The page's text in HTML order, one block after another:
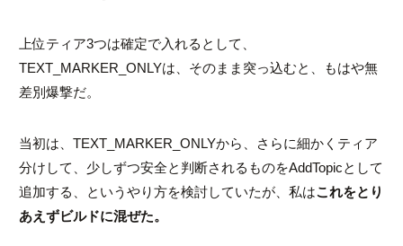
上位ティア3つは確定で入れるとして、
TEXT_MARKER_ONLYは、そのまま突っ込むと、もはや無
差別爆撃だ。
当初は、 TEXT_MARKER_ONLYから、さらに細かくティア
分けして、少しずつ安全と判断されるものをAddTopicとして
追加する、というやり方を検討していたが、私はこれをとり
あえずビルドに混ぜた。